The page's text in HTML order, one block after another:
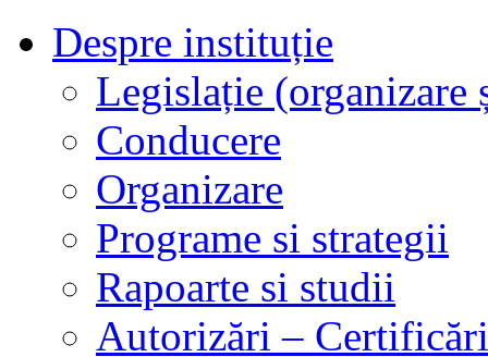
Despre instituție
Legislație
Conducere
Organizare
Programe si strategii
Rapoarte si studii
Autorizări –